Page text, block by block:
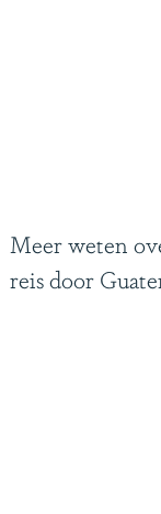
Meer weten
reis door